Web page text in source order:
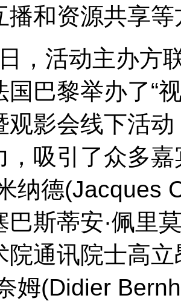
播和资源共享
，活动主办方
国巴黎举办了“
观影会线下活
，吸引了众多
纳德(Jacques
巴斯蒂安·佩里
院通讯院士高
姆(Didier